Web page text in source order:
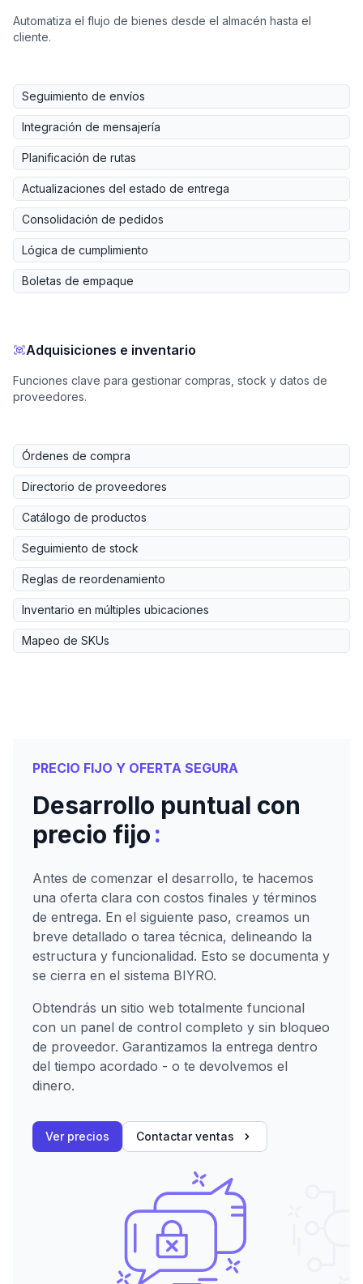
Automatiza el flujo de bienes desde el almacén hasta el
cliente.
Seguimiento de envíos
Integración de mensajería
Planificación de rutas
Actualizaciones del estado de entrega
Consolidación de pedidos
Lógica de cumplimiento
Boletas de empaque
Adquisiciones e inventario
Funciones clave para gestionar compras, stock y datos de
proveedores.
Órdenes de compra
Directorio de proveedores
Catálogo de productos
Seguimiento de stock
Reglas de reordenamiento
Inventario en múltiples ubicaciones
Mapeo de SKUs
PRECIO FIJO Y OFERTA SEGURA
Desarrollo puntual con
precio fijo:
Antes de comenzar el desarrollo, te hacemos
una oferta clara con costos finales y términos
de entrega. En el siguiente paso, creamos un
breve detallado o tarea técnica, delineando la
estructura y funcionalidad. Esto se documenta y
se cierra en el sistema BIYRO.
Obtendrás un sitio web totalmente funcional
con un panel de control completo y sin bloqueo
de proveedor. Garantizamos la entrega dentro
del tiempo acordado - o te devolvemos el
dinero.
Ver precios Contactar ventas